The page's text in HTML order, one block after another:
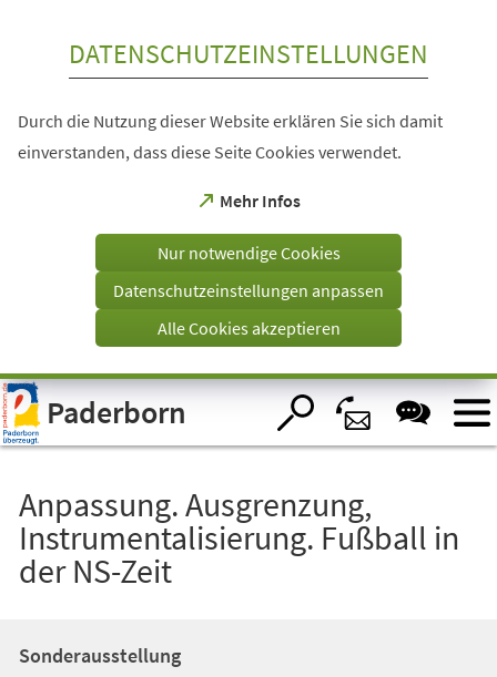
Visuelle
Assistenzsoftware
öffnen.
DATENSCHUTZEINSTELLUNGEN
Durch die Nutzung dieser Website erklären Sie sich damit
einverstanden, dass diese Seite Cookies verwendet.
Mehr Infos
(Öffnet
einem
Tab)
Nur notwendige Cookies
Datenschutzeinstellungen anpassen
Alle Cookies akzeptieren
Paderborn
Anpassung. Ausgrenzung,
Instrumentalisierung. Fußball in
der NS-Zeit
Sonderausstellung